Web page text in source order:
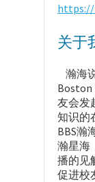
https://
关于
瀚海
Boston
友会发
知识的
BBS瀚
瀚星海
播的见
促进校